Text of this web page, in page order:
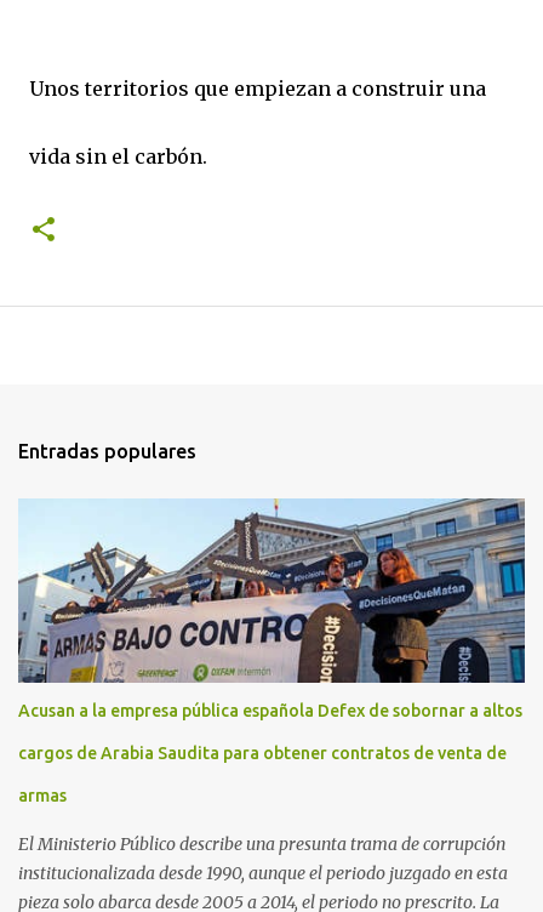
Unos territorios que empiezan a construir una
vida sin el carbón.
Entradas populares
Acusan a la empresa pública española Defex de sobornar a altos
cargos de Arabia Saudita para obtener contratos de venta de
armas
El Ministerio Público describe una presunta trama de corrupción
institucionalizada desde 1990, aunque el periodo juzgado en esta
pieza solo abarca desde 2005 a 2014, el periodo no prescrito. La